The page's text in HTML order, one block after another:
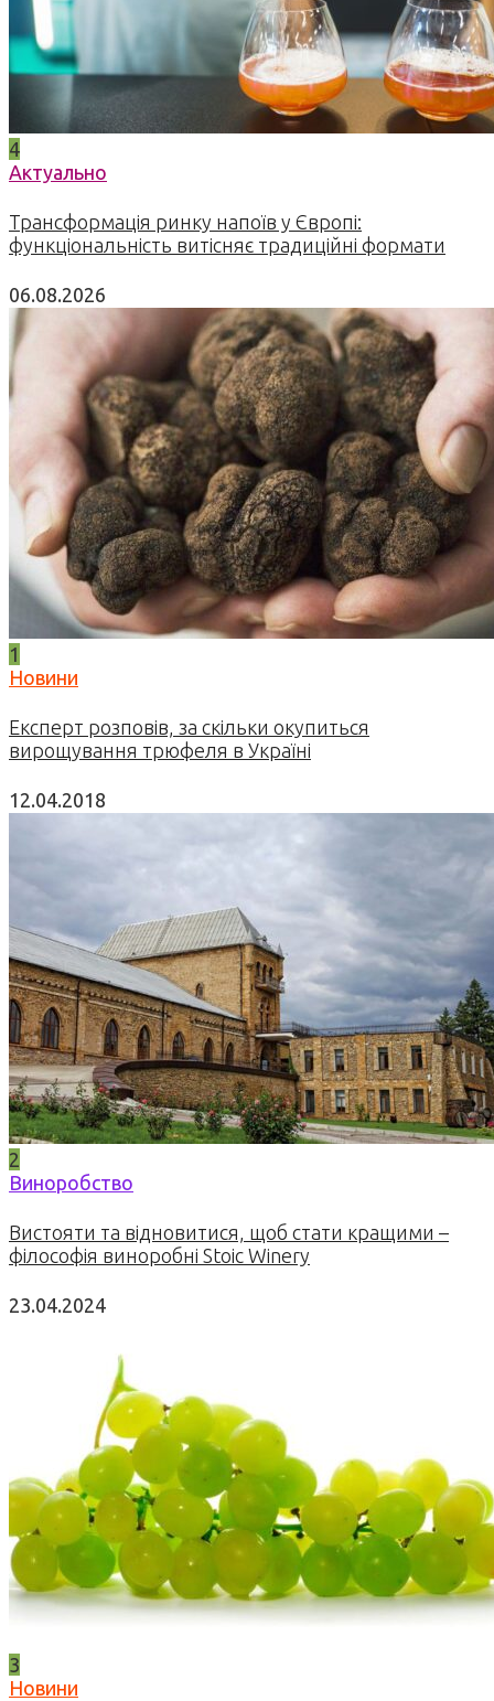
4
Актуально
Трансформація ринку напоїв у Європі:
функціональність витісняє традиційні формати
06.08.2026
1
Новини
Експерт розповів, за скільки окупиться
вирощування трюфеля в Україні
12.04.2018
2
Виноробство
Вистояти та відновитися, щоб стати кращими –
філософія виноробні Stoic Winery
23.04.2024
3
Новини